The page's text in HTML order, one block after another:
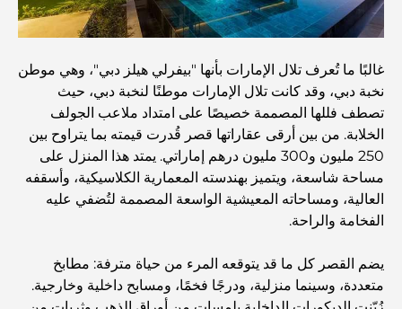
اكتشف ممشى نخلة جميرا: جولة بين الفخامة والإطلالات الخلابة
أفضل المناطق للسكن في دبي مع العائلة: اكتشف أفضل
الخيارات
فنادق الخمس نجوم في دبي: فخامة لا مثيل لها لكل مسافر
أشياء يمكنك القيام بها في وسط مدينة دبي: دليلك الشامل
أفضل أماكن الإفطار في دبي: أفضل 7 أماكن لا تُضاهى لتجربة
إفطار رمضاني لا يُنسى
غالبًا ما تُعرف تلال الإمارات بأنها "بيفرلي هيلز دبي"، وهي موطن
نخبة دبي، وقد كانت تلال الإمارات موطنًا لنخبة دبي، حيث
تصطف فللها المصممة خصيصًا على امتداد ملاعب الجولف
الخلابة. من بين أرقى عقاراتها قصر قُدرت قيمته بما يتراوح بين
250 مليون و300 مليون درهم إماراتي. يمتد هذا المنزل على
مساحة شاسعة، ويتميز بهندسته المعمارية الكلاسيكية، وأسقفه
العالية، ومساحاته المعيشية الواسعة المصممة لتُضفي عليه
الفخامة والراحة.
يضم القصر كل ما قد يتوقعه المرء من حياة مترفة: مطابخ
متعددة، وسينما منزلية، ودرجًا فخمًا، ومسابح داخلية وخارجية.